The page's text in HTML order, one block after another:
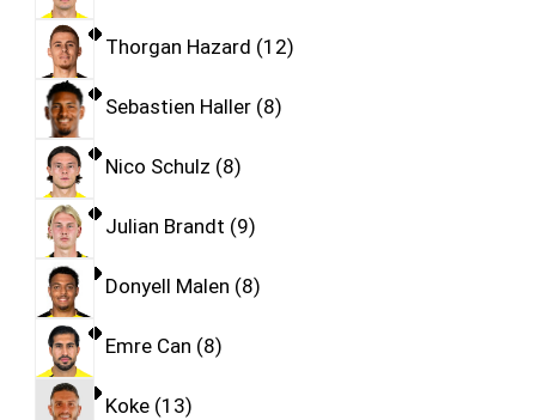
Thorgan Hazard 12
Sebastien Haller 8
Nico Schulz 8
Julian Brandt 9
Donyell Malen 8
Emre Can 8
Koke 13